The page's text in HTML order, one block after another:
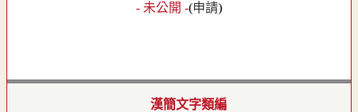
- 未公開 -(申請)
漢簡文字類編